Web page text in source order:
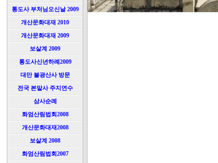
통도사 부처님오신날 2009
개산문화대재 2010
개산문화대재 2009
보살계 2009
통도사신년하례2009
대만 불광산사 방문
전국 본말사 주지연수
삼사순례
화엄산림법회2008
개산문화대재2008
보살계 2008
화엄산림법회2007